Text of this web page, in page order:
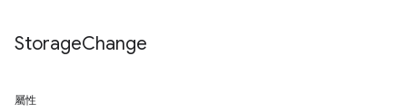
StorageChange
屬性